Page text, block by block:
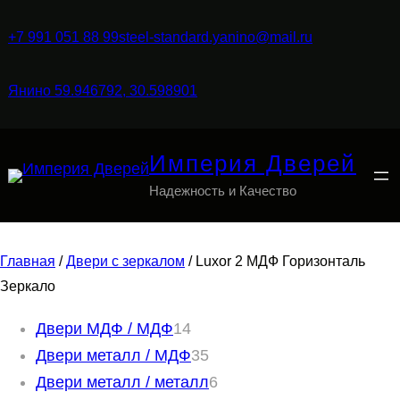
+7 991 051 88 99steel-standard.yanino@mail.ru
Янино 59.946792, 30.598901
Империя Дверей
Надежность и Качество
Главная /Двери с зеркалом / Luxor 2 МДФ Горизонталь
Зеркало
Двери МДФ / МДФ141
4
т
Двери металл / МДФ35
5
Двери металл / металл6